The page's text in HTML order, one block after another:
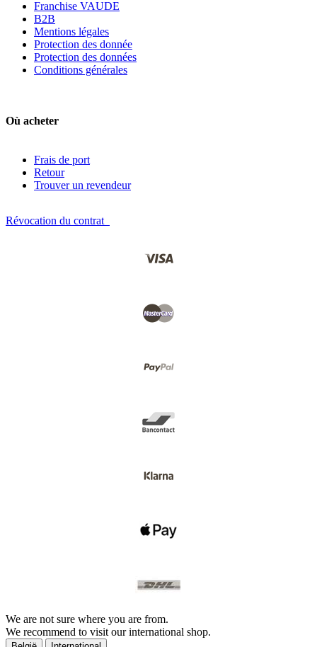
Franchise VAUDE
B2B
Mentions légales
Protection des donnée
Protection des données
Conditions générales
Où acheter
Frais de port
Retour
Trouver un revendeur
Révocation du contrat
We are not sure where you are from.
We recommend to visit our international shop.